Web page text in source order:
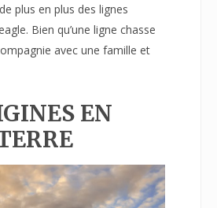
plus en plus des lignes
Bien qu’une ligne chasse
avec une famille et
EN